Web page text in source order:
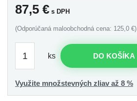
87,5 € s DPH
(Odporúčaná maloobchodná cena: 125,0 €)
ks DO KOŠÍKA
Využite množstevných zliav až 8 %